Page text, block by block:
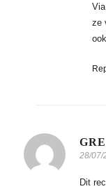
ze
28/07/
Dit